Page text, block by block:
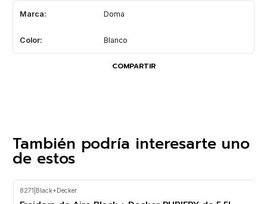
Marca: Doma
Color: Blanco
COMPARTIR
También podría interesarte uno
de estos
-16% OFF
8271 Black+Decker